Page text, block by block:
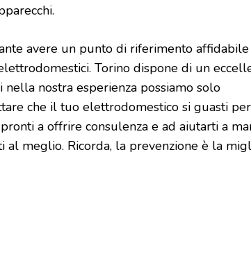
avere un punto di riferimento
Torino dispone di un
nella nostra esperienza possiamo solo
che il tuo elettrodomestico si guasti per
a offrire consulenza e ad aiutarti a
al meglio. Ricorda, la prevenzione è la